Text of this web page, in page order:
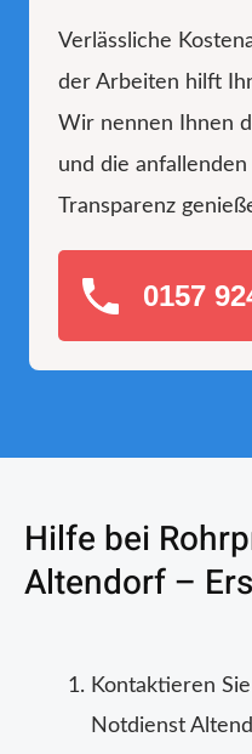
Verlässliche
der Arbeiten hilft
Wir nennen Ihnen
und die
Transparenz
0157
Hilfe bei
Altendorf –
Kontaktieren
Notdienst